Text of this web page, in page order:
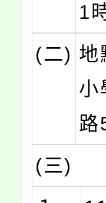
1
(二) 地
小
路
(三)